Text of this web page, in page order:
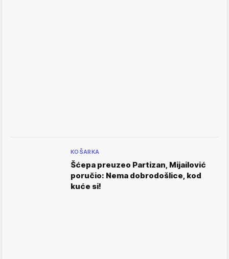
KOŠARKA
Šćepa preuzeo Partizan, Mijailović
poručio: Nema dobrodošlice, kod
kuće si!